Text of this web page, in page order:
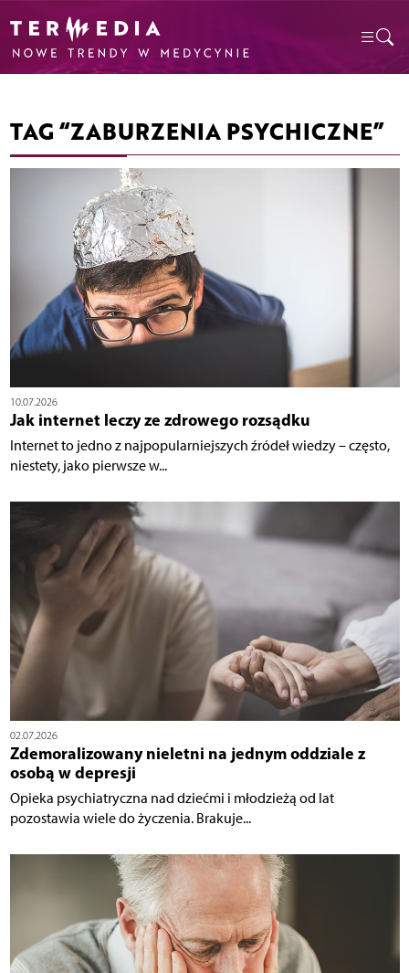
TAG “ZABURZENIA PSYCHICZNE”
10.07.2026
Jak internet leczy ze zdrowego rozsądku
Internet to jedno z najpopularniejszych źródeł wiedzy – często,
niestety, jako pierwsze w...
02.07.2026
Zdemoralizowany nieletni na jednym oddziale z
osobą w depresji
Opieka psychiatryczna nad dziećmi i młodzieżą od lat
pozostawia wiele do życzenia. Brakuje...